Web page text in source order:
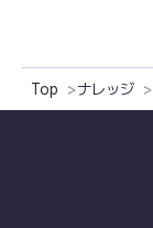
Top ナレッジ